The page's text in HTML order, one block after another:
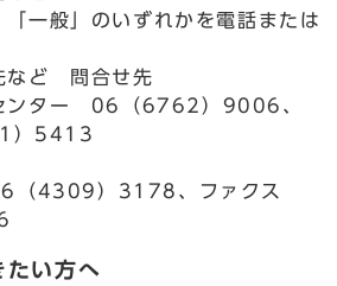
一般」のいずれかを電話または
など 問合せ先
ンター 06（6762）9006、
）5413
（4309）3178、ファクス
たい方へ